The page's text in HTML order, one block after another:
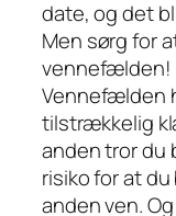
date, og det
Men sørg for
vennefælden!
Vennefælden
tilstrækkelig
anden tror du
risiko for at
anden ven.